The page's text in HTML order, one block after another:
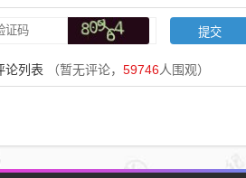
论列表 （暂无评论， 59746人围观）